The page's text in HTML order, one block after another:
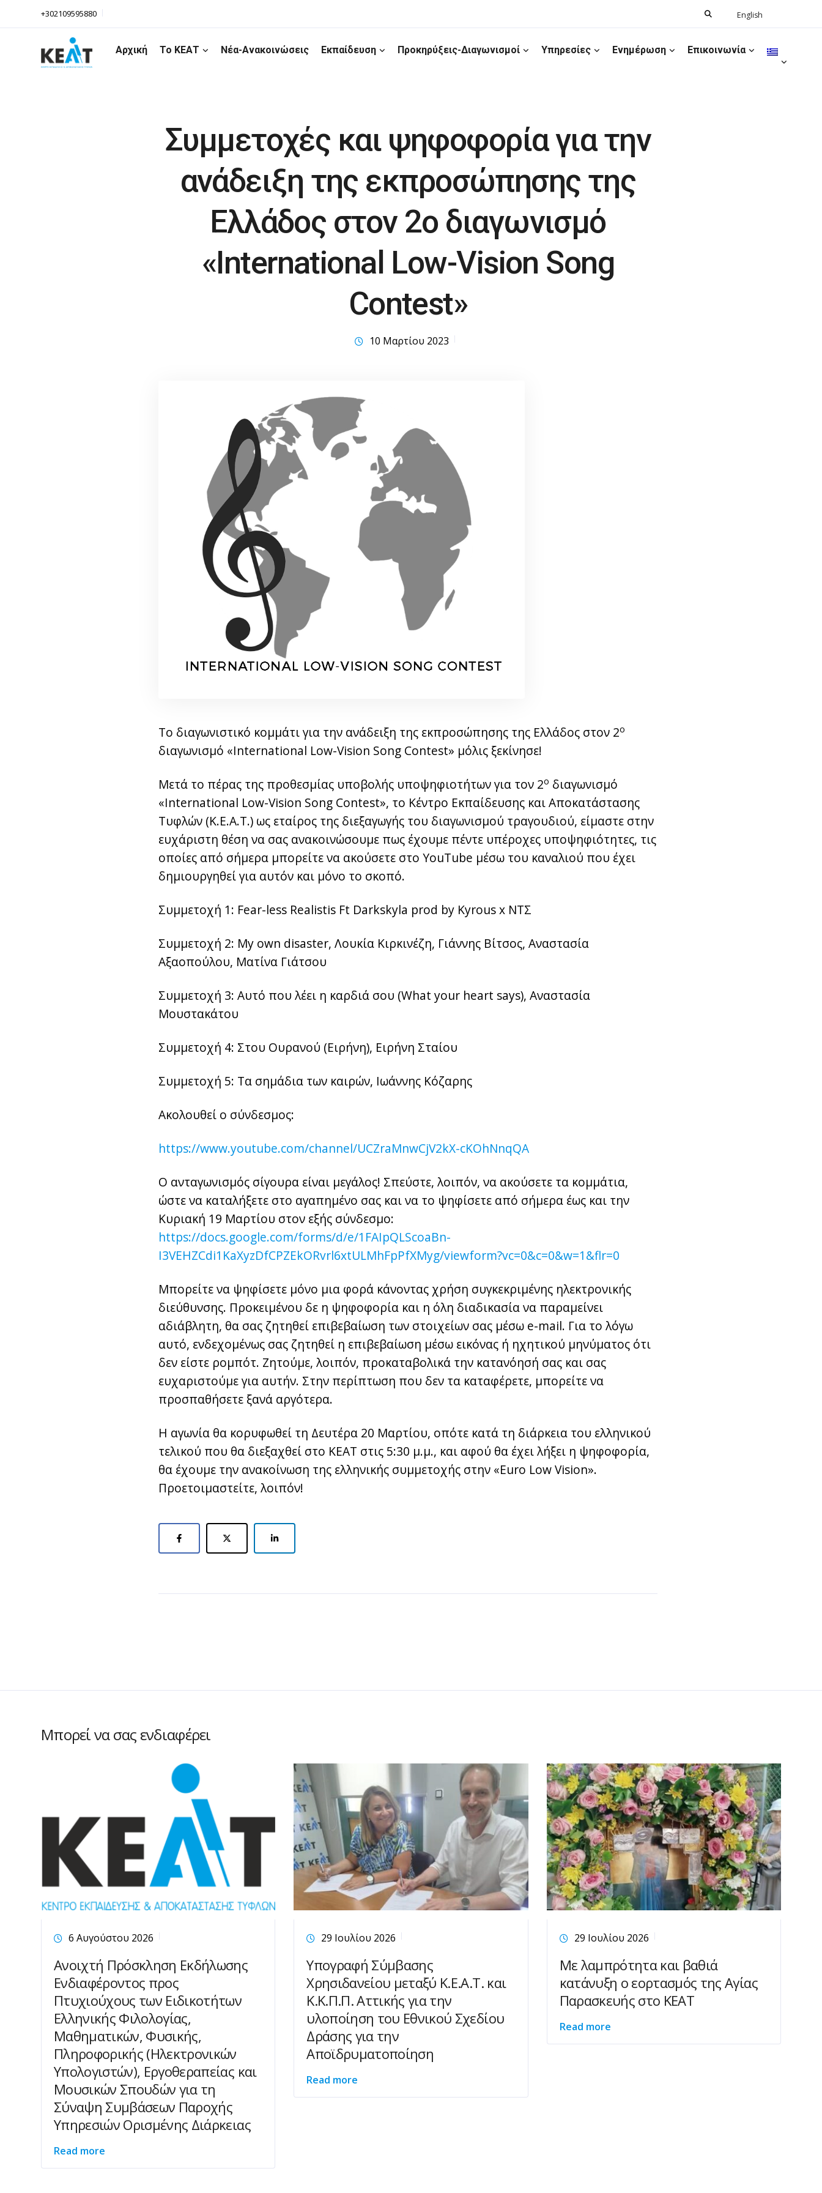
SearchEnglish
+302109595880
Αρχική Το ΚΕΑΤ Νέα-Ανακοινώσεις Εκπαίδευση Προκηρύξεις-Διαγωνισμοί Υπηρεσίες Ενημέρωση Επικοινωνία
Συμμετοχές και ψηφοφορία για την
ανάδειξη της εκπροσώπησης της
Ελλάδος στον 2ο διαγωνισμό
«International Low-Vision Song
Contest»
10 Μαρτίου 2023
Το διαγωνιστικό κομμάτι για την ανάδειξη της εκπροσώπησης της Ελλάδος στον 2ο
διαγωνισμό «International Low-Vision Song Contest» μόλις ξεκίνησε!
Μετά το πέρας της προθεσμίας υποβολής υποψηφιοτήτων για τον 2ο διαγωνισμό
«International Low-Vision Song Contest», το Κέντρο Εκπαίδευσης και Αποκατάστασης
Τυφλών (Κ.Ε.Α.Τ.) ως εταίρος της διεξαγωγής του διαγωνισμού τραγουδιού, είμαστε στην
ευχάριστη θέση να σας ανακοινώσουμε πως έχουμε πέντε υπέροχες υποψηφιότητες, τις
οποίες από σήμερα μπορείτε να ακούσετε στο YouTube μέσω του καναλιού που έχει
δημιουργηθεί για αυτόν και μόνο το σκοπό.
Συμμετοχή 1: Fear-less Realistis Ft Darkskyla prod by Kyrous x ΝΤΣ
Συμμετοχή 2: My own disaster, Λουκία Κιρκινέζη, Γιάννης Βίτσος, Αναστασία
Αξαοπούλου, Ματίνα Γιάτσου
Συμμετοχή 3: Αυτό που λέει η καρδιά σου (What your heart says), Αναστασία
Μουστακάτου
Συμμετοχή 4: Στου Ουρανού (Ειρήνη), Ειρήνη Σταίου
Συμμετοχή 5: Τα σημάδια των καιρών, Ιωάννης Κόζαρης
Ακολουθεί ο σύνδεσμος:
https://www.youtube.com/channel/UCZraMnwCjV2kX-cKOhNnqQA
Ο ανταγωνισμός σίγουρα είναι μεγάλος! Σπεύστε, λοιπόν, να ακούσετε τα κομμάτια,
ώστε να καταλήξετε στο αγαπημένο σας και να το ψηφίσετε από σήμερα έως και την
Κυριακή 19 Μαρτίου στον εξής σύνδεσμο:
https://docs.google.com/forms/d/e/1FAIpQLScoaBn-
I3VEHZCdi1KaXyzDfCPZEkORvrl6xtULMhFpPfXMyg/viewform?vc=0&c=0&w=1&flr=0
Μπορείτε να ψηφίσετε μόνο μια φορά κάνοντας χρήση συγκεκριμένης ηλεκτρονικής
διεύθυνσης. Προκειμένου δε η ψηφοφορία και η όλη διαδικασία να παραμείνει
αδιάβλητη, θα σας ζητηθεί επιβεβαίωση των στοιχείων σας μέσω e-mail. Για το λόγω
αυτό, ενδεχομένως σας ζητηθεί η επιβεβαίωση μέσω εικόνας ή ηχητικού μηνύματος ότι
δεν είστε ρομπότ. Ζητούμε, λοιπόν, προκαταβολικά την κατανόησή σας και σας
ευχαριστούμε για αυτήν. Στην περίπτωση που δεν τα καταφέρετε, μπορείτε να
προσπαθήσετε ξανά αργότερα.
Η αγωνία θα κορυφωθεί τη Δευτέρα 20 Μαρτίου, οπότε κατά τη διάρκεια του ελληνικού
τελικού που θα διεξαχθεί στο ΚΕΑΤ στις 5:30 μ.μ., και αφού θα έχει λήξει η ψηφοφορία,
θα έχουμε την ανακοίνωση της ελληνικής συμμετοχής στην «Euro Low Vision».
Προετοιμαστείτε, λοιπόν!
Μπορεί να σας ενδιαφέρει
6 Αυγούστου 2026
Ανοιχτή Πρόσκληση Εκδήλωσης
Ενδιαφέροντος προς
Πτυχιούχους των Ειδικοτήτων
Ελληνικής Φιλολογίας,
Μαθηματικών, Φυσικής,
Πληροφορικής (Ηλεκτρονικών
Υπολογιστών), Εργοθεραπείας και
Μουσικών Σπουδών για τη
Σύναψη Συμβάσεων Παροχής
Υπηρεσιών Ορισμένης Διάρκειας
Read more
29 Ιουλίου 2026
Υπογραφή Σύμβασης
Χρησιδανείου μεταξύ Κ.Ε.Α.Τ. και
Κ.Κ.Π.Π. Αττικής για την
υλοποίηση του Εθνικού Σχεδίου
Δράσης για την
Αποϊδρυματοποίηση
Read more
29 Ιουλίου 2026
Με λαμπρότητα και βαθιά
κατάνυξη ο εορτασμός της Αγίας
Παρασκευής στο ΚΕΑΤ
Read more